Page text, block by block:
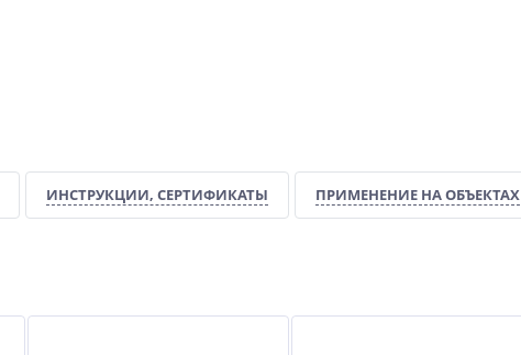
ИНСТРУКЦИИ, СЕРТИФИКАТЫ ПРИМЕНЕНИЕ НА ОБЪЕКТАХ